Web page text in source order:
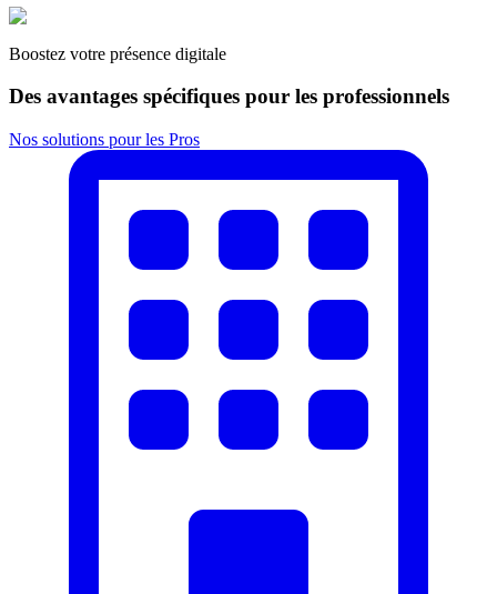
Boostez votre présence digitale
Des avantages spécifiques pour les professionnels
Nos solutions pour les Pros